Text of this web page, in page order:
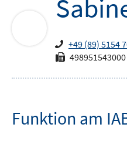
+49 (89) 5154
498951543000
Funktion am